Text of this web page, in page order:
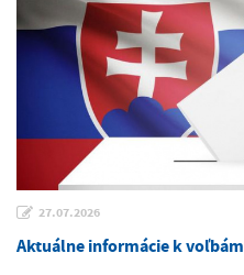
27.07.2026
Aktuálne informácie k voľbám